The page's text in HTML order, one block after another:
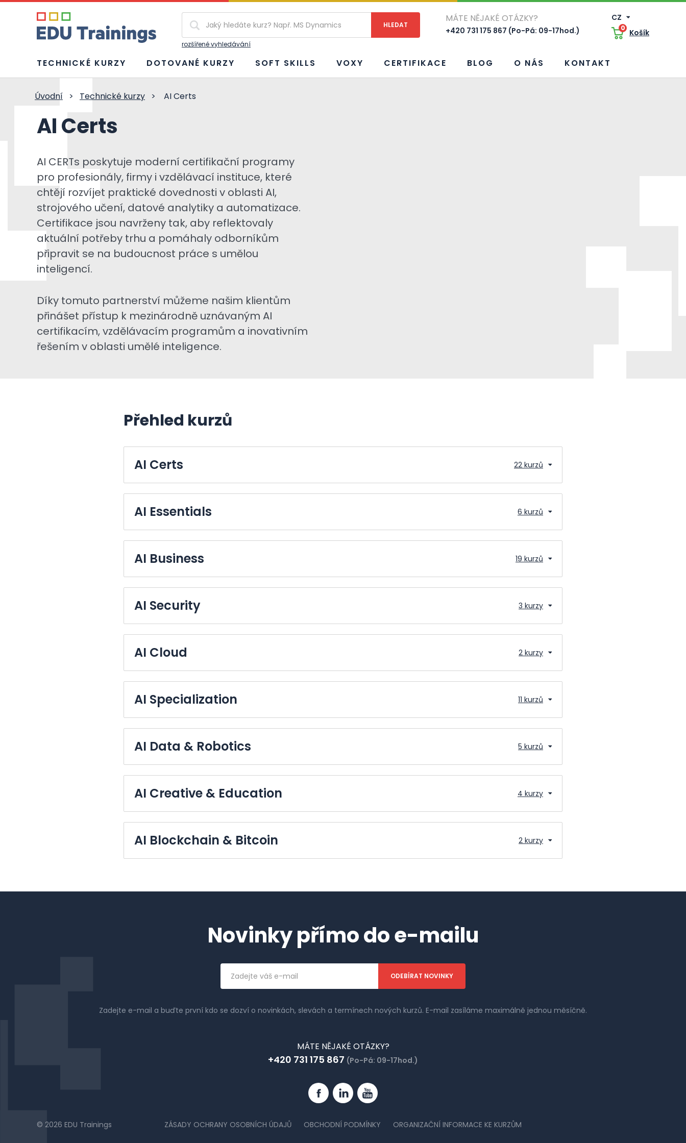
rozšířené vyhledávání
MÁTE NĚJAKÉ OTÁZKY?
+420 731 175 867 (Po-Pá: 09-17hod.)
CZ
0 Košík
TECHNICKÉ KURZY DOTOVANÉ KURZY SOFT SKILLS VOXY CERTIFIKACE BLOG O NÁS KONTAKT
Úvodní > Technické kurzy > AI Certs
AI Certs
AI CERTs poskytuje moderní certifikační programy
pro profesionály, firmy i vzdělávací instituce, které
chtějí rozvíjet praktické dovednosti v oblasti AI,
strojového učení, datové analytiky a automatizace.
Certifikace jsou navrženy tak, aby reflektovaly
aktuální potřeby trhu a pomáhaly odborníkům
připravit se na budoucnost práce s umělou
inteligencí.
Díky tomuto partnerství můžeme našim klientům
přinášet přístup k mezinárodně uznávaným AI
certifikacím, vzdělávacím programům a inovativním
řešením v oblasti umělé inteligence.
Přehled kurzů
AI Certs 22 kurzů
AI Essentials 6 kurzů
AI Business 19 kurzů
AI Security 3 kurzy
AI Cloud 2 kurzy
AI Specialization 11 kurzů
AI Data & Robotics 5 kurzů
AI Creative & Education 4 kurzy
AI Blockchain & Bitcoin 2 kurzy
Novinky přímo do e-mailu
Emailová
adresa
Zadejte e-mail a buďte první kdo se dozví o novinkách, slevách a termínech nových kurzů. E-mail zasíláme maximálně jednou měsíčně.
MÁTE NĚJAKÉ OTÁZKY?
+420 731 175 867 (Po-Pá: 09-17hod.)
FacebookLinkedinYouTube
ZÁSADY OCHRANY OSOBNÍCH ÚDAJŮ OBCHODNÍ PODMÍNKY ORGANIZAČNÍ INFORMACE KE KURZŮM
© 2026 EDU Trainings